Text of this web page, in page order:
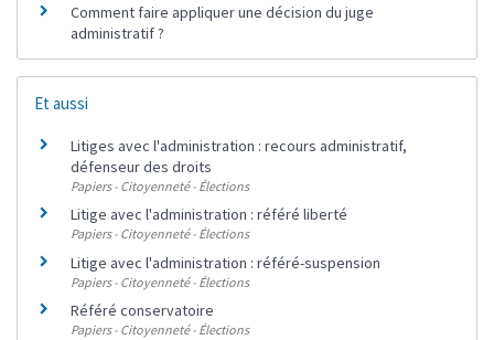
Comment faire appliquer une décision du juge
administratif ?
Et aussi
Litiges avec l'administration : recours administratif,
défenseur des droits
Papiers - Citoyenneté - Élections
Litige avec l'administration : référé liberté
Papiers - Citoyenneté - Élections
Litige avec l'administration : référé-suspension
Papiers - Citoyenneté - Élections
Référé conservatoire
Papiers - Citoyenneté - Élections